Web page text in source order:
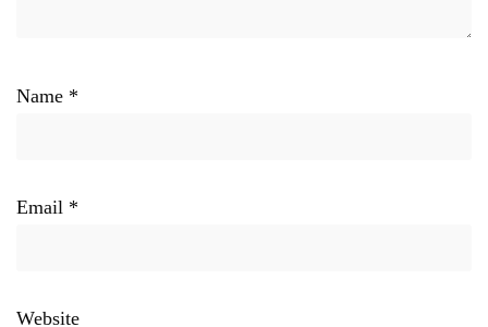
Name *
Email *
Website